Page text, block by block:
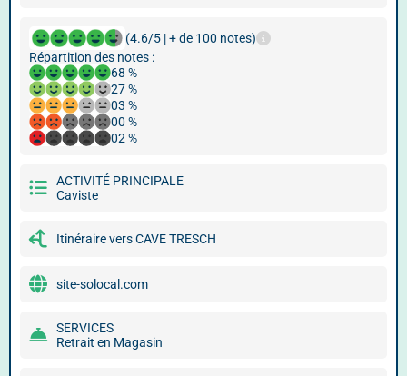
(4.6/5 | + de 100 notes)
Répartition des notes :
68 %
27 %
03 %
00 %
02 %
ACTIVITÉ PRINCIPALE
Caviste
Itinéraire vers CAVE TRESCH
site-solocal.com
SERVICES
Retrait en Magasin